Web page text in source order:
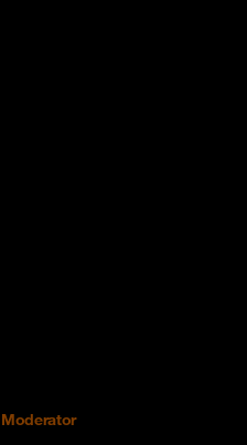
Moderator